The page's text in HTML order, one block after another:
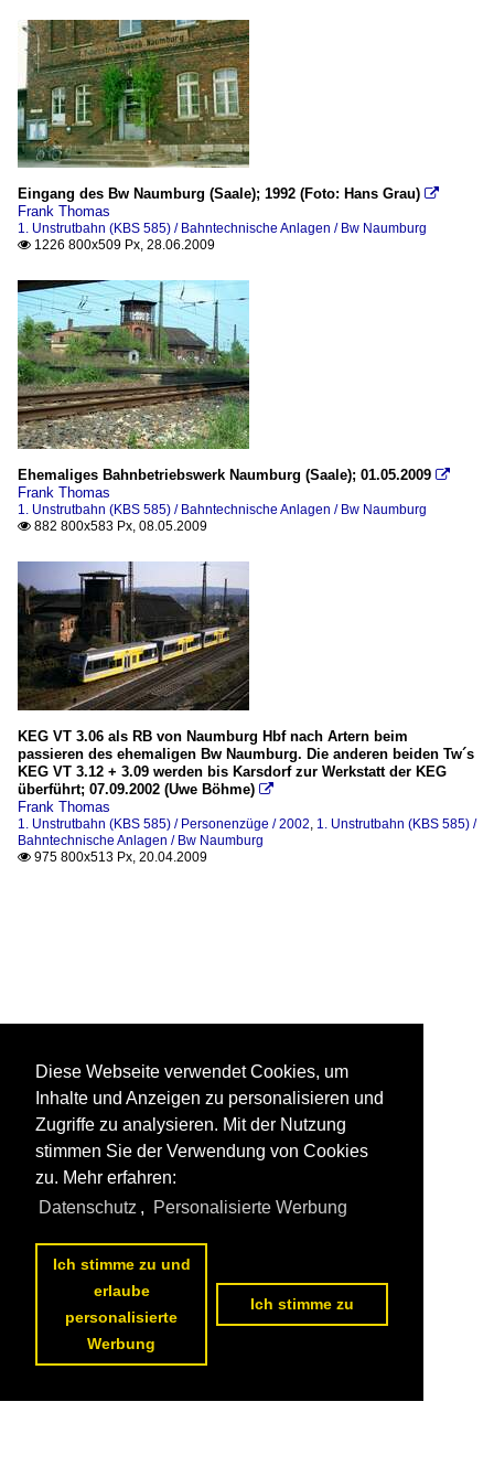
Eingang des Bw Naumburg (Saale); 1992 (Foto: Hans Grau) 
Frank Thomas
1. Unstrutbahn (KBS 585) / Bahntechnische Anlagen / Bw Naumburg
 1226 800x509 Px, 28.06.2009
Ehemaliges Bahnbetriebswerk Naumburg (Saale); 01.05.2009 
Frank Thomas
1. Unstrutbahn (KBS 585) / Bahntechnische Anlagen / Bw Naumburg
 882 800x583 Px, 08.05.2009
KEG VT 3.06 als RB von Naumburg Hbf nach Artern beim
passieren des ehemaligen Bw Naumburg. Die anderen beiden Tw´s
KEG VT 3.12 + 3.09 werden bis Karsdorf zur Werkstatt der KEG
überführt; 07.09.2002 (Uwe Böhme) 
Frank Thomas
1. Unstrutbahn (KBS 585) / Personenzüge / 2002, 1. Unstrutbahn (KBS 585) /
Bahntechnische Anlagen / Bw Naumburg
 975 800x513 Px, 20.04.2009
Diese Webseite verwendet Cookies, um
Inhalte und Anzeigen zu personalisieren und
Zugriffe zu analysieren. Mit der Nutzung
stimmen Sie der Verwendung von Cookies
zu. Mehr erfahren:
Datenschutz , Personalisierte Werbung
Ich stimme zu und
erlaube
personalisierte
Werbung
Ich stimme zu